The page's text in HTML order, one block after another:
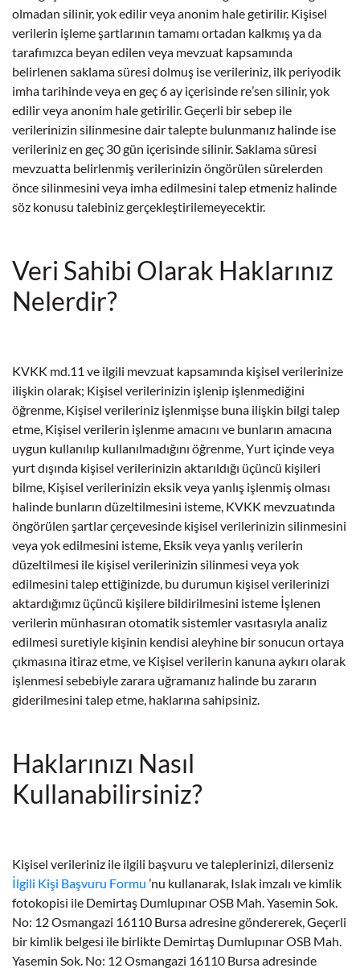
olmadan silinir, yok edilir veya anonim hale getirilir. Kişisel
verilerin işleme şartlarının tamamı ortadan kalkmış ya da
tarafımızca beyan edilen veya mevzuat kapsamında
belirlenen saklama süresi dolmuş ise verileriniz, ilk periyodik
imha tarihinde veya en geç 6 ay içerisinde re’sen silinir, yok
edilir veya anonim hale getirilir. Geçerli bir sebep ile
verilerinizin silinmesine dair talepte bulunmanız halinde ise
verileriniz en geç 30 gün içerisinde silinir. Saklama süresi
mevzuatta belirlenmiş verilerinizin öngörülen sürelerden
önce silinmesini veya imha edilmesini talep etmeniz halinde
söz konusu talebiniz gerçekleştirilemeyecektir.
Veri Sahibi Olarak Haklarınız
Nelerdir?
KVKK md.11 ve ilgili mevzuat kapsamında kişisel verilerinize
ilişkin olarak; Kişisel verilerinizin işlenip işlenmediğini
öğrenme, Kişisel verileriniz işlenmişse buna ilişkin bilgi talep
etme, Kişisel verilerin işlenme amacını ve bunların amacına
uygun kullanılıp kullanılmadığını öğrenme, Yurt içinde veya
yurt dışında kişisel verilerinizin aktarıldığı üçüncü kişileri
bilme, Kişisel verilerinizin eksik veya yanlış işlenmiş olması
halinde bunların düzeltilmesini isteme, KVKK mevzuatında
öngörülen şartlar çerçevesinde kişisel verilerinizin silinmesini
veya yok edilmesini isteme, Eksik veya yanlış verilerin
düzeltilmesi ile kişisel verilerinizin silinmesi veya yok
edilmesini talep ettiğinizde, bu durumun kişisel verilerinizi
aktardığımız üçüncü kişilere bildirilmesini isteme İşlenen
verilerin münhasıran otomatik sistemler vasıtasıyla analiz
edilmesi suretiyle kişinin kendisi aleyhine bir sonucun ortaya
çıkmasına itiraz etme, ve Kişisel verilerin kanuna aykırı olarak
işlenmesi sebebiyle zarara uğramanız halinde bu zararın
giderilmesini talep etme, haklarına sahipsiniz.
Haklarınızı Nasıl
Kullanabilirsiniz?
Kişisel verileriniz ile ilgili başvuru ve taleplerinizi, dilerseniz
İlgili Kişi Başvuru Formu ’nu kullanarak, Islak imzalı ve kimlik
fotokopisi ile Demirtaş Dumlupınar OSB Mah. Yasemin Sok.
No: 12 Osmangazi 16110 Bursa adresine göndererek, Geçerli
bir kimlik belgesi ile birlikte Demirtaş Dumlupınar OSB Mah.
Yasemin Sok. No: 12 Osmangazi 16110 Bursa adresinde